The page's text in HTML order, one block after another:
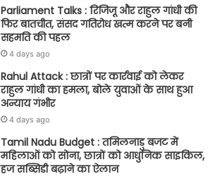
Parliament Talks : रिजिजू और राहुल गांधी की
फिर बातचीत, संसद गतिरोध खत्म करने पर बनी
सहमति की पहल
4 days ago
Rahul Attack : छात्रों पर कार्रवाई को लेकर
राहुल गांधी का हमला, बोले युवाओं के साथ हुआ
अन्याय गंभीर
4 days ago
Tamil Nadu Budget : तमिलनाडु बजट में
महिलाओं को सोना, छात्रों को आधुनिक साइकिल,
हज सब्सिडी बढ़ाने का ऐलान